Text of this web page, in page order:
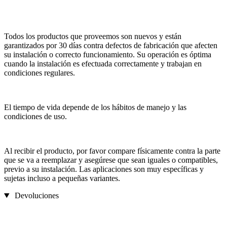
Todos los productos que proveemos son nuevos y están
garantizados por 30 días contra defectos de fabricación que afecten
su instalación o correcto funcionamiento. Su operación es óptima
cuando la instalación es efectuada correctamente y trabajan en
condiciones regulares.
El tiempo de vida depende de los hábitos de manejo y las
condiciones de uso.
Al recibir el producto, por favor compare físicamente contra la parte
que se va a reemplazar y asegúrese que sean iguales o compatibles,
previo a su instalación. Las aplicaciones son muy específicas y
sujetas incluso a pequeñas variantes.
Devoluciones